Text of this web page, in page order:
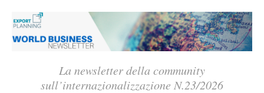
La newsletter della community
sull’internazionalizzazione N.23/2026